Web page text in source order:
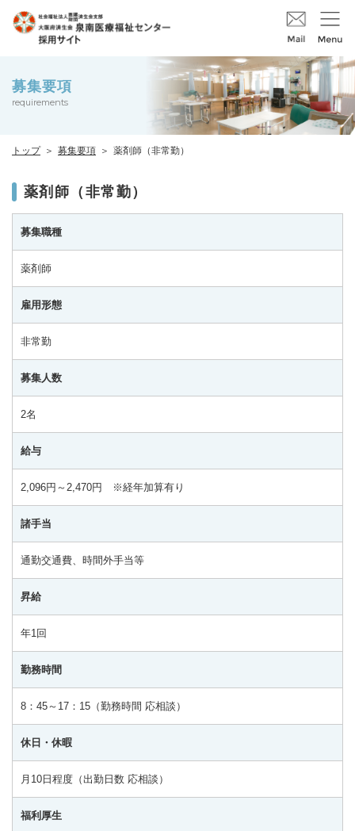
募集要項
requirements
トップ 募集要項 薬剤師（非常勤）
薬剤師（非常勤）
募集職種
薬剤師
雇用形態
非常勤
募集人数
2名
給与
2,096円～2,470円 ※経年加算有り
諸手当
通勤交通費、時間外手当等
昇給
年1回
勤務時間
8：45～17：15（勤務時間 応相談）
休日・休暇
月10日程度（出勤日数 応相談）
福利厚生